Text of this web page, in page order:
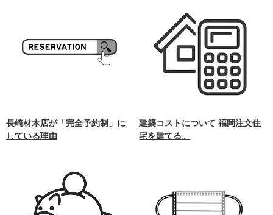
長崎材木店が「完全予約制」に
している理由
建築コストについて 福岡注文住
宅を建てる。